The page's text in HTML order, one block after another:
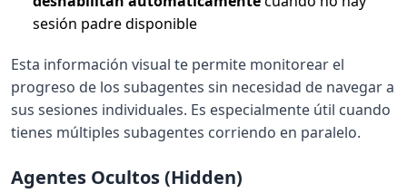
sesión padre disponible
Esta información visual te permite monitorear el
progreso de los subagentes sin necesidad de navegar a
sus sesiones individuales. Es especialmente útil cuando
tienes múltiples subagentes corriendo en paralelo.
Agentes Ocultos (Hidden)